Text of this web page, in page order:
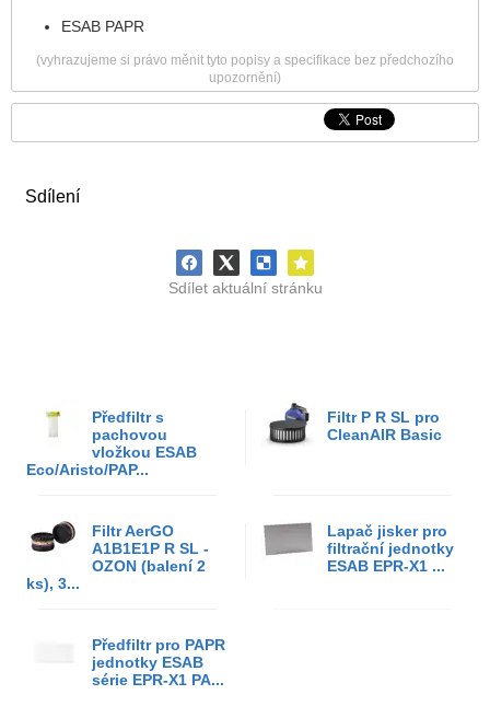
Sdílení
Sdílet aktuální stránku
Předfiltr s
pachovou
vložkou ESAB
Eco/Aristo/PAP...
Filtr P R SL pro
CleanAIR Basic
Filtr AerGO
A1B1E1P R SL -
OZON (balení 2
ks), 3...
Lapač jisker pro
filtrační jednotky
ESAB EPR-X1 ...
Předfiltr pro PAPR
jednotky ESAB
série EPR-X1 PA...
ESAB PAPR
(vyhrazujeme si právo měnit tyto popisy a specifikace bez předchozího
upozornění)